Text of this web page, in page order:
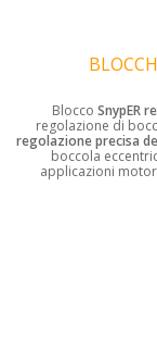
Blocco SnypER
regolazione di
regolazione precisa
boccola
applicazioni